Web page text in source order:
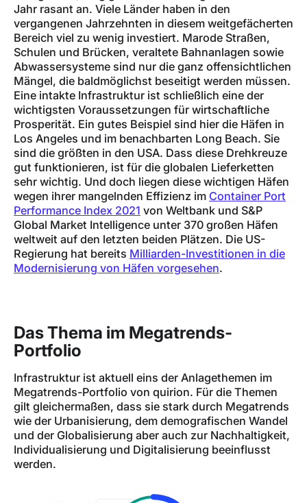
Jahr rasant an. Viele Länder haben in den
vergangenen Jahrzehnten in diesem weitgefächerten
Bereich viel zu wenig investiert. Marode Straßen,
Schulen und Brücken, veraltete Bahnanlagen sowie
Abwassersysteme sind nur die ganz offensichtlichen
Mängel, die baldmöglichst beseitigt werden müssen.
Eine intakte Infrastruktur ist schließlich eine der
wichtigsten Voraussetzungen für wirtschaftliche
Prosperität. Ein gutes Beispiel sind hier die Häfen in
Los Angeles und im benachbarten Long Beach. Sie
sind die größten in den USA. Dass diese Drehkreuze
gut funktionieren, ist für die globalen Lieferketten
sehr wichtig. Und doch liegen diese wichtigen Häfen
wegen ihrer mangelnden Effizienz im Container Port
Performance Index 2021 von Weltbank und S&P
Global Market Intelligence unter 370 großen Häfen
weltweit auf den letzten beiden Plätzen. Die US-
Regierung hat bereits Milliarden-Investitionen in die
Modernisierung von Häfen vorgesehen.
Das Thema im Megatrends-
Portfolio
Infrastruktur ist aktuell eins der Anlagethemen im
Megatrends-Portfolio von quirion. Für die Themen
gilt gleichermaßen, dass sie stark durch Megatrends
wie der Urbanisierung, dem demografischen Wandel
und der Globalisierung aber auch zur Nachhaltigkeit,
Individualisierung und Digitalisierung beeinflusst
werden.